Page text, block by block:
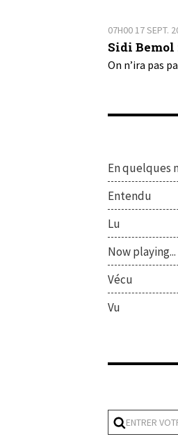
07H00 17SEPT.
Sidi Bemol
On n’ira pas
En quelques
Entendu
Lu
Now playing...
Vécu
Vu